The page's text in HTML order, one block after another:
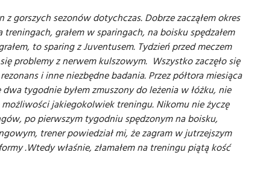
gorszych sezonów dotychczas. Dobrze zacząłem okres
grałem w sparingach, na boisku spędzałem
to sparing z Juventusem. Tydzień przed meczem
problemy z nerwem kulszowym. Wszystko zaczęło się
i inne niezbędne badania. Przez półtora miesiąca
tygodnie byłem zmuszony do leżenia w łóżku, nie
jakiegokolwiek treningu. Nikomu nie życzę
po pierwszym tygodniu spędzonym na boisku,
trener powiedział mi, że zagram w jutrzejszym
.Wtedy właśnie, złamałem na treningu piątą kość